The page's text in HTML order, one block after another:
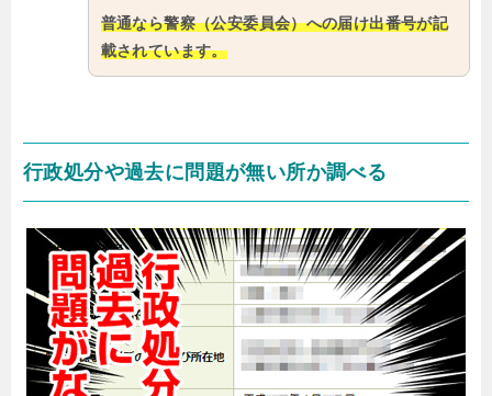
普通なら警察（公安委員会）への届け出番号が記
載されています。
行政処分や過去に問題が無い所か調べる